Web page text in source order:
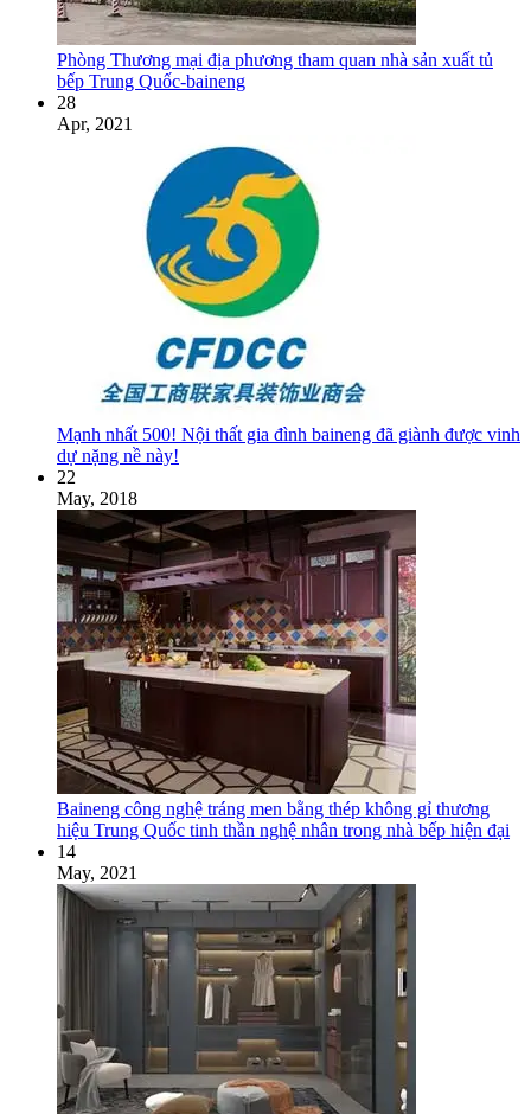
Phòng Thương mại địa phương tham quan nhà sản xuất tủ
bếp Trung Quốc-baineng
28
Apr, 2021
Mạnh nhất 500! Nội thất gia đình baineng đã giành được vinh
dự nặng nề này!
22
May, 2018
Baineng công nghệ tráng men bằng thép không gỉ thương
hiệu Trung Quốc tinh thần nghệ nhân trong nhà bếp hiện đại
14
May, 2021